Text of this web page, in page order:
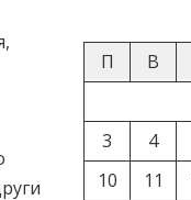
П
В
3
4
10
11